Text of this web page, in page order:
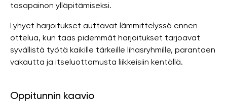
tasapainon ylläpitämiseksi.
Lyhyet harjoitukset auttavat lämmittelyssä ennen
ottelua, kun taas pidemmät harjoitukset tarjoavat
syvällistä työtä kaikille tärkeille lihasryhmille, parantaen
vakautta ja itseluottamusta liikkeisiin kentällä.
Oppitunnin kaavio